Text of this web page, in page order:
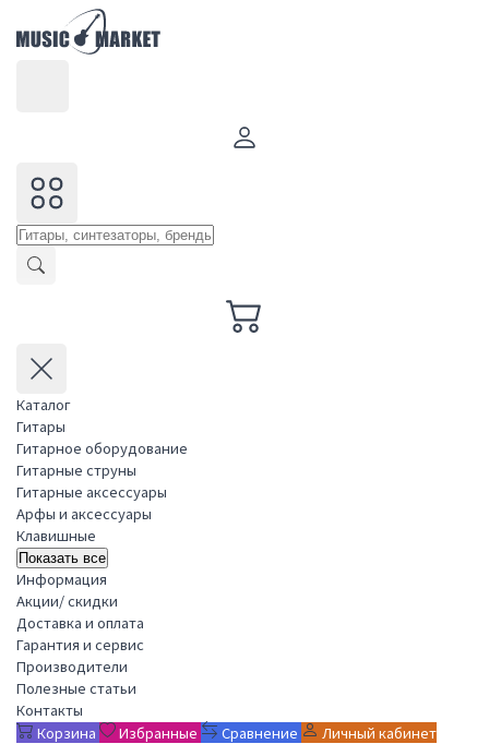
Каталог
Гитары
Гитарное оборудование
Гитарные струны
Гитарные аксессуары
Арфы и аксессуары
Клавишные
Показать все
Информация
Акции/ скидки
Доставка и оплата
Гарантия и сервис
Производители
Полезные статьи
Контакты
Корзина
Избранные Сравнение Личный кабинет